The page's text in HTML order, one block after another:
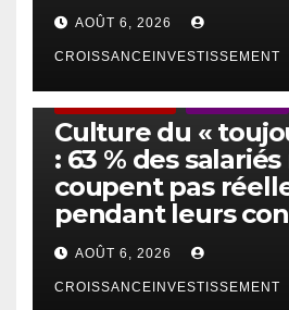
AOÛT 6, 2026
CROISSANCEINVESTISSEMENT
Culture du «
: 63 % des salariés
coupent pas
pendant leurs
AOÛT 6, 2026
CROISSANCEINVESTISSEMENT